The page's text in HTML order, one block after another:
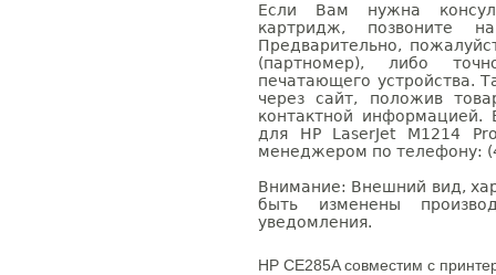
Если Вам нужна
картридж, позвоните
Предварительно,
(партномер), либо
печатающего устройства.
через сайт, положив
контактной информацией.
для HP LaserJet M1214
менеджером по телефону:
Внимание: Внешний вид,
быть изменены
уведомления.
HP CE285A совместим с